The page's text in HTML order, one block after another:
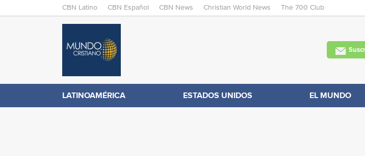
Skip
M
N
E
CBN Latino CBN Español CBN News Christian World News The 700 Club
C
B
N
.
LATINOAMÉRICA ESTADOS UNIDOS EL MUNDO